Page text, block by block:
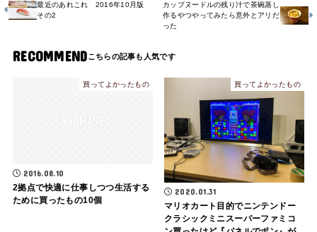
最近のあれこれ 2016年10月版
その2
カップヌードルの残り汁で茶碗蒸し
作るやつやってみたら意外とアリだ
った
RECOMMEND
買ってよかったもの
2016.08.10
2拠点で快適に仕事しつつ生活する
ために買ったもの10個
買ってよかったもの
2020.01.31
マリオカート目的でニンテンドー
クラシックミニスーパーファミコ